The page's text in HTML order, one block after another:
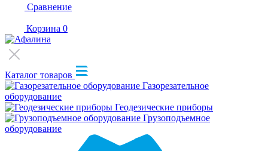
Сравнение
Корзина 0
Каталог товаров
Газорезательное
оборудование
Геодезические приборы
Грузоподъемное
оборудование